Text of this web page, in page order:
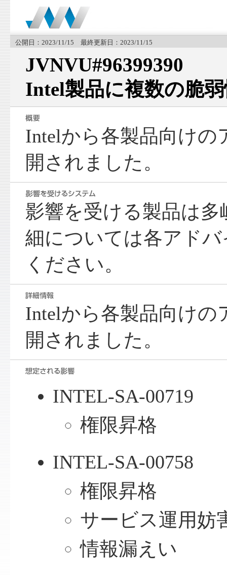
公開日：2023/11/15 最終更新日：2023/11/15
JVNVU#96399390
Intel製品に複数の脆
Intelから各製品向けの
開されました。
影響を受ける製品は
細については各アド
ください。
Intelから各製品向けの
開されました。
INTEL-SA-00719
権限昇格
INTEL-SA-00758
権限昇格
サービス運用妨
情報漏えい